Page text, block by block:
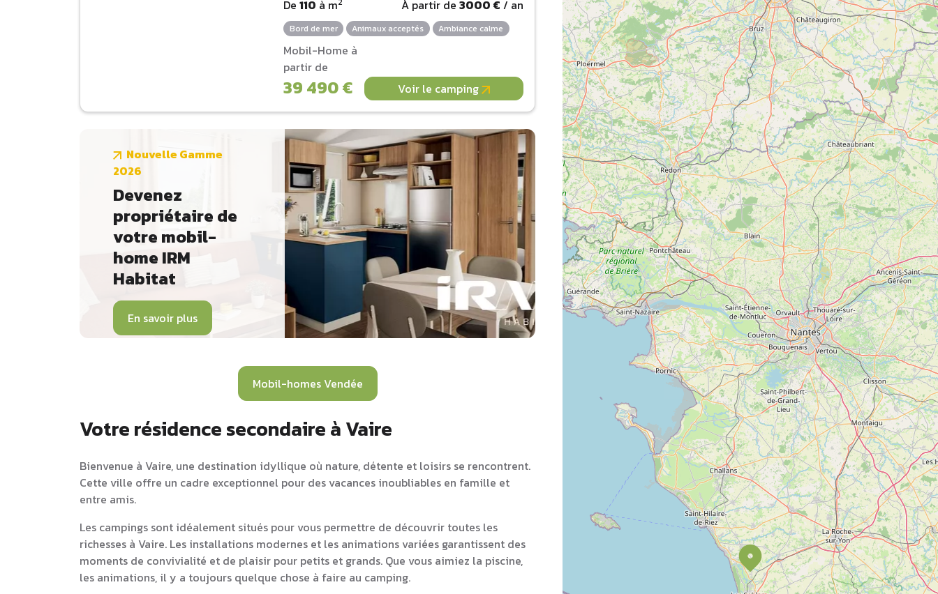
De110 à m
À partir de 3000 € / an
Bord de mer Animaux acceptés Ambiance calme
Mobil-Home à
partir de
39 490 € Voir le camping
Nouvelle Gamme
2026
Devenez
propriétaire de
votre mobil-
home IRM
Habitat
En savoir plus
Mobil-homes Vendée
Votre résidence secondaire à Vaire
Bienvenue à Vaire, une destination idyllique où nature, détente et loisirs se rencontrent.
Cette ville offre un cadre exceptionnel pour des vacances inoubliables en famille et
entre amis.
Les campings sont idéalement situés pour vous permettre de découvrir toutes les
richesses à Vaire. Les installations modernes et les animations variées garantissent des
moments de convivialité et de plaisir pour petits et grands. Que vous aimiez la piscine,
les animations, il y a toujours quelque chose à faire au camping.